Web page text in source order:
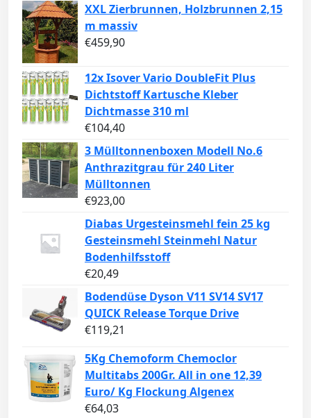
XXL Zierbrunnen, Holzbrunnen 2,15
m massiv
€459,90
12x Isover Vario DoubleFit Plus
Dichtstoff Kartusche Kleber
Dichtmasse 310 ml
€104,40
3 Mülltonnenboxen Modell No.6
Anthrazitgrau für 240 Liter
Mülltonnen
€923,00
Diabas Urgesteinsmehl fein 25 kg
Gesteinsmehl Steinmehl Natur
Bodenhilfsstoff
€20,49
Bodendüse Dyson V11 SV14 SV17
QUICK Release Torque Drive
€119,21
5Kg Chemoform Chemoclor
Multitabs 200Gr. All in one 12,39
Euro/ Kg Flockung Algenex
€64,03